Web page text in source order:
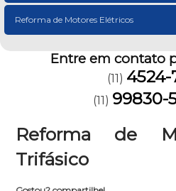
Reforma de Motores Elétricos
Entre em contato
(11)
(11) 99830-
Reforma de
Trifásico